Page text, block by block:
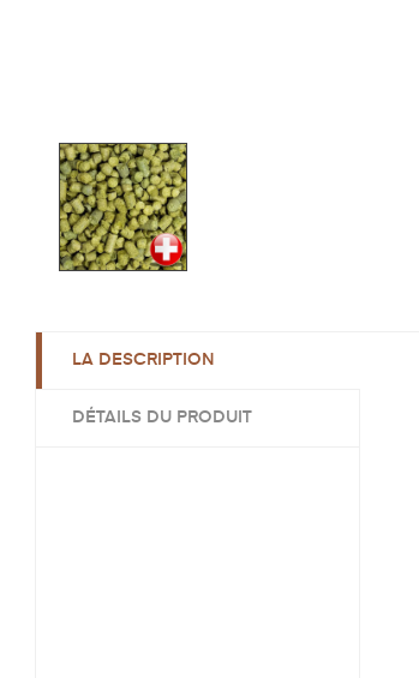
LA DESCRIPTION
DÉTAILS DU PRODUIT